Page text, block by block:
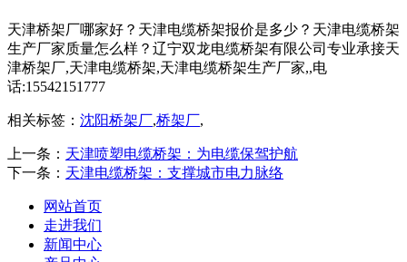
天津桥架厂哪家好？天津电缆桥架报价是多少？天津电缆桥架
生产厂家质量怎么样？辽宁双龙电缆桥架有限公司专业承接天
津桥架厂,天津电缆桥架,天津电缆桥架生产厂家,,电
话:15542151777
相关标签： 沈阳桥架厂,桥架厂,
上一条： 天津喷塑电缆桥架：为电缆保驾护航
下一条： 天津电缆桥架：支撑城市电力脉络
网站首页
走进我们
新闻中心